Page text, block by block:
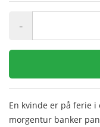
-
En kvinde er på ferie
morgentur banker